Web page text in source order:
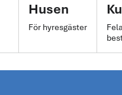
Husen
För hyresgäster